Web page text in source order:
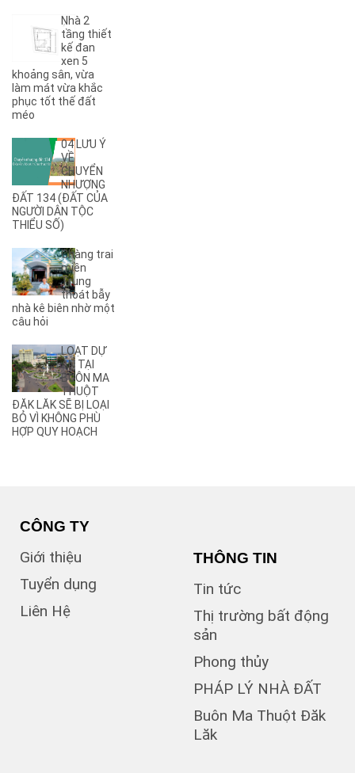
(7)
(3)
A12 (6)
A13(2)
A14(1)
A2(7)
A3(5)
A5(8)
A6(5)
A7(17)
A8(3)
A9(2)
Ama Jhao(27)
Ama Khê (44)
Ama Pui
Ami Đoan(2)
An Dương Vương (8)
Ân Phú(3)
Âu Cơ(3)
B(2)
B5(6)
Bà Triệu(1)
Bạch Đằng (1)
Bùi Hữu Nghĩa (1)
Bùi Huy Bích(3)
Nhà 2
tầng thiết
kế đan
xen 5
khoảng sân, vừa
làm mát vừa khắc
phục tốt thế đất
méo
04 LƯU Ý
VỀ
CHUYỂN
NHƯỢNG
ĐẤT 134 (ĐẤT CỦA
NGƯỜI DÂN TỘC
THIỂU SỐ)
Chàng trai
miền
Trung
thoát bẫy
nhà kê biên nhờ một
câu hỏi
LOẠT DỰ
ÁN TẠI
BUÔN MA
THUỘT
ĐĂK LĂK SẼ BỊ LOẠI
BỎ VÌ KHÔNG PHÙ
HỢP QUY HOẠCH
CÔNG TY
Giới thiệu
Tuyển dụng
Liên Hệ
THÔNG TIN
Tin tức
Thị trường bất động
sản
Phong thủy
PHÁP LÝ NHÀ ĐẤT
Buôn Ma Thuột Đăk
Lăk